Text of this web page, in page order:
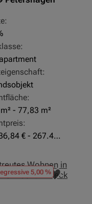
- 77,83 m²
251.336,84 € - 267.420,00 €
5,00 %